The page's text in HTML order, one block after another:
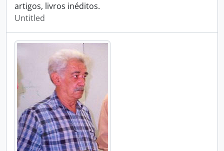
artigos, livros inéditos.
Untitled